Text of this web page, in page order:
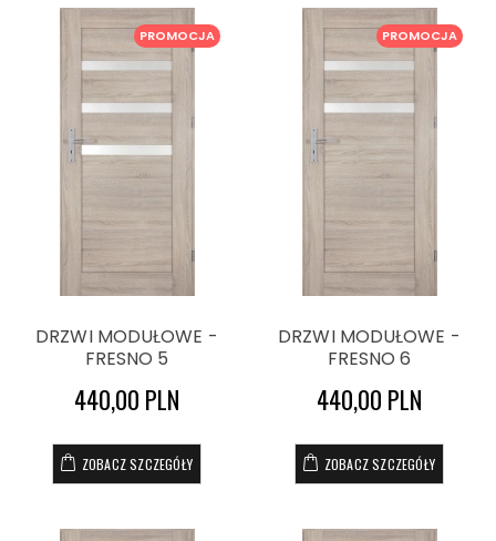
PROMOCJA
DRZWI MODUŁOWE -
FRESNO 5
440,00 PLN
ZOBACZ SZCZEGÓŁY
PROMOCJA
DRZWI MODUŁOWE -
FRESNO 6
440,00 PLN
ZOBACZ SZCZEGÓŁY